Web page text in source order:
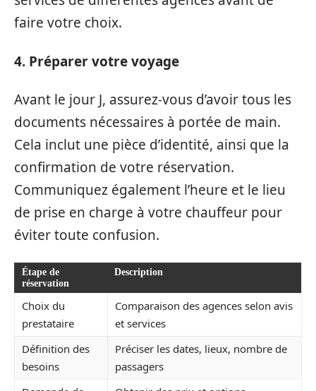
faire votre choix.
4. Préparer votre voyage
Avant le jour J, assurez-vous d’avoir tous les
documents nécessaires à portée de main.
Cela inclut une pièce d’identité, ainsi que la
confirmation de votre réservation.
Communiquez également l’heure et le lieu
de prise en charge à votre chauffeur pour
éviter toute confusion.
Étape de
réservation
Description
Choix du
prestataire
Comparaison des agences selon avis
et services
Définition des
besoins
Préciser les dates, lieux, nombre de
passagers